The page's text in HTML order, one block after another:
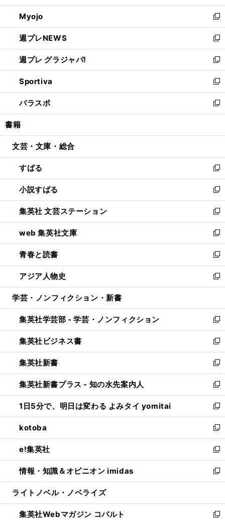
開
く
ウ
で
開
く
ン
ド
ウ
で
開
く
ウ
ィ
ン
ド
ウ
で
開
く
Myojo
新
し
い
ウ
ィ
ン
ド
ウ
で
開
週プレNEWS
新
し
い
ウ
ィ
ン
ド
ウ
開
週プレ グラジャパ!
新
し
い
ウ
ィ
ン
ウ
開
く
Sportiva
新
し
い
ウ
ン
ウ
で
開
く
パラスポ
新
し
ウ
ン
ド
ウ
で
開
く
書籍
文芸・文庫・総合
すばる
新
し
い
ウ
ィ
ン
ド
ウ
で
開
く
小説すばる
新
し
い
ウ
ィ
ン
ド
ウ
で
開
集英社 文芸ステーション
新
し
い
ウ
ィ
ン
ド
ウ
開
く
web 集英社文庫
新
し
い
ウ
ィ
ン
ウ
で
開
く
青春と読書
新
し
い
ウ
ン
ド
ウ
で
開
く
アジア人物史
新
し
ウ
ィ
ン
ド
ウ
で
開
く
学芸・ノンフィクション・新書
集英社学芸部 - 学芸・ノンフィクション
新
し
い
ウ
ィ
ン
ド
ウ
で
開
く
集英社ビジネス書
新
し
い
ウ
ィ
ン
ド
ウ
で
開
く
集英社新書
新
し
い
ウ
ィ
ン
ド
ウ
で
開
く
集英社新書プラス - 知の水先案内人
新
し
い
ウ
ィ
ン
ド
ウ
で
開
1日5分で、明日は変わる よみタイ yomitai
新
し
い
ウ
ィ
ン
ド
ウ
開
く
kotoba
新
し
い
ウ
ィ
ン
ウ
で
e!集英社
新
し
い
ウ
ン
ド
情報・知識＆オピニオン imidas
新
し
ウ
ィ
ライトノベル・ノベライズ
集英社Webマガジン コバルト
新